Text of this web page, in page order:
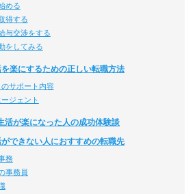
める
得する
与交渉をする
をしてみる
楽にするための正しい転職方法
サポート内容
ジェント
活が楽になった人の成功体験談
できない人におすすめの転職先
務
事務員